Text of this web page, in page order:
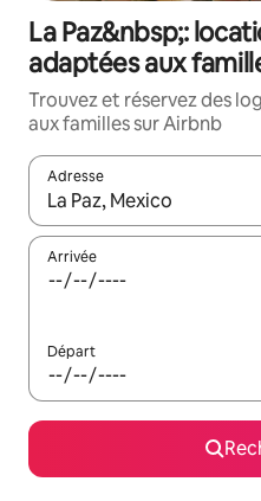
La Paz&nbsp;:
adaptées aux
Trouvez et réservez des
aux familles sur Airbnb
Adresse
Lorsque les résultats
Arrivée
Départ